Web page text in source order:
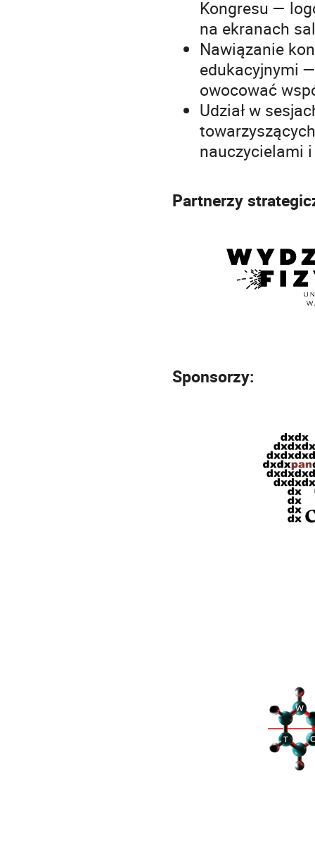
Kongresu —
na ekranach
Nawiązanie
edukacyjnymi
owocować
Udział w
nauczycielami
Partnerzy
Sponsorzy: